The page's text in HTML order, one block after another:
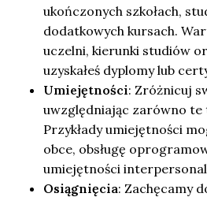
ukończonych szkołach,
dodatkowych kursach.
uczelni, kierunki studiów
uzyskałeś dyplomy lub
Umiejętności: Zróżnicuj
uwzględniając zarówno te
Przykłady umiejętności
obce, obsługę
umiejętności
Osiągnięcia: Zachęcamy